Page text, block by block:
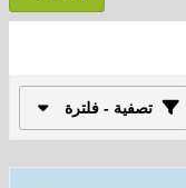
تصفية - فلترة